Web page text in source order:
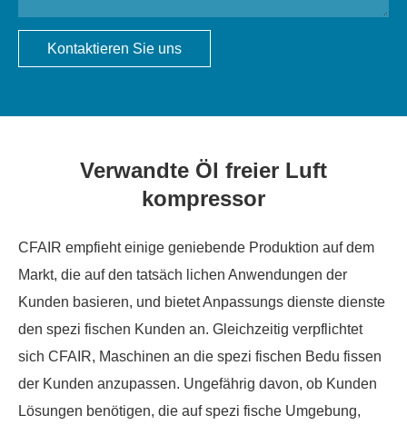
Kontaktieren Sie uns
Verwandte Öl freier Luft
kompressor
CFAIR empfieht einige geniebende Produktion auf dem
Markt, die auf den tatsäch lichen Anwendungen der
Kunden basieren, und bietet Anpassungs dienste dienste
den spezi fischen Kunden an. Gleichzeitig verpflichtet
sich CFAIR, Maschinen an die spezi fischen Bedu fissen
der Kunden anzupassen. Ungefährig davon, ob Kunden
Lösungen benötigen, die auf spezi fische Umgebung,